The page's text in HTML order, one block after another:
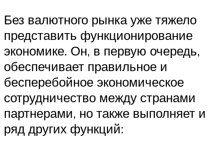
Без валютного рынка уже тяжело
представить функционирование
экономике. Он, в первую очередь,
обеспечивает правильное и
бесперебойное экономическое
сотрудничество между странами
партнерами, но также выполняет и
ряд других функций: